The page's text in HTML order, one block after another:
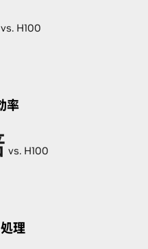
vs. H100
率
vs. H100
理